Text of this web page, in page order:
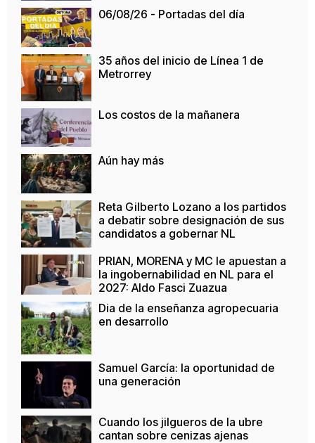
06/08/26 - Portadas del día
35 años del inicio de Línea 1 de
Metrorrey
Los costos de la mañanera
Aún hay más
Reta Gilberto Lozano a los partidos
a debatir sobre designación de sus
candidatos a gobernar NL
PRIAN, MORENA y MC le apuestan a
la ingobernabilidad en NL para el
2027: Aldo Fasci Zuazua
Dia de la enseñanza agropecuaria
en desarrollo
Samuel García: la oportunidad de
una generación
Cuando los jilgueros de la ubre
cantan sobre cenizas ajenas